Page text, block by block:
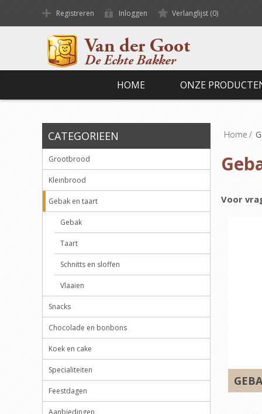
Registreren Inloggen Verlanglijst (0)
HOME ONZE
Home /
Voor
CATEGORIEEN
Grootbrood
Kleinbrood
Gebak en taart
Gebak
Taart
Schnitts en sloffen
Vlaaien
Snacks
Chocolade en bonbons
Koek en cake
Specialiteiten
Feestdagen
Aanbiedingen